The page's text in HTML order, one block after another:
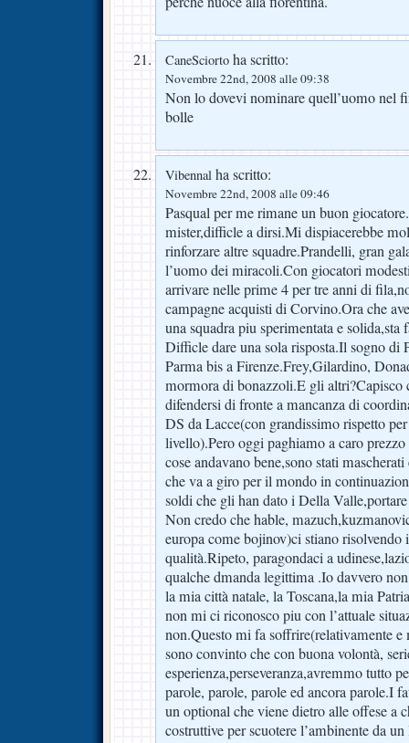
CaneSciorto ha scritto:
Novembre 22nd, 2008 alle 09:38
Non lo dovevi nominare quell’uomo nel
bolle
Vibennal ha scritto:
Novembre 22nd, 2008 alle 09:46
Pasqual per me rimane un buon
mister,difficle a dirsi.Mi dispiacerebbe
rinforzare altre squadre.Prandelli, gran
l’uomo dei miracoli.Con giocatori
arrivare nelle prime 4 per tre anni di
campagne acquisti di Corvino.Ora che
una squadra piu sperimentata e solida,sta
Difficle dare una sola risposta.Il sogno di
Parma bis a Firenze.Frey,Gilardino,
mormora di bonazzoli.E gli altri?Capisco
difendersi di fronte a mancanza di
DS da Lacce(con grandissimo rispetto
livello).Pero oggi paghiamo a caro
cose andavano bene,sono stati
che va a giro per il mondo in
soldi che gli han dato i Della
Non credo che hable,
europa come bojinov)ci stiano
qualità.Ripeto, paragondaci a
qualche dmanda legittima .Io davvero
la mia città natale, la Toscana,la mia
non mi ci riconosco piu con l’attuale
non.Questo mi fa soffrire(relativamente e
sono convinto che con buona volontà,
esperienza,perseveranza,avremmo tutto
parole, parole, parole ed ancora parole.I
un optional che viene dietro alle offese a
costruttive per scuotere l’ambinente da